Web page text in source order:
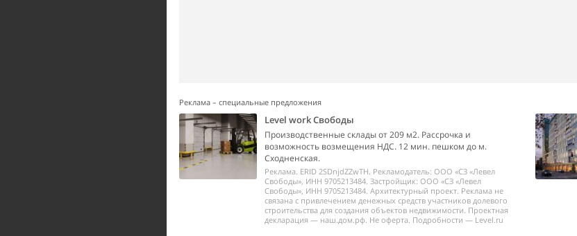
Реклама – специальные предложения
Level work Свободы
Производственные склады от 209 м2. Рассрочка и
возможность возмещения НДС. 12 мин. пешком до м.
Сходненская.
Реклама. ERID 2SDnjdZZwTH. Рекламодатель: ООО «СЗ «Левел
Свободы», ИНН 9705213484. Застройщик: ООО «СЗ «Левел
Свободы», ИНН 9705213484. Архитектурный проект. Реклама не
связана с привлечением денежных средств участников долевого
строительства для создания объектов недвижимости. Проектная
декларация — наш.дом.рф. Не оферта. Подробности — Level.ru